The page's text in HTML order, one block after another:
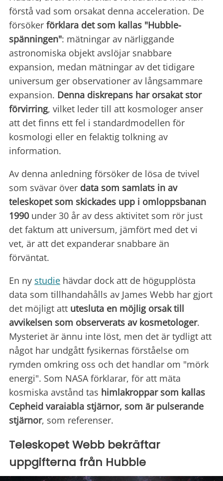
förstå vad som orsakat denna acceleration. De
försöker förklara det som kallas "Hubble-
spänningen": mätningar av närliggande
astronomiska objekt avslöjar snabbare
expansion, medan mätningar av det tidigare
universum ger observationer av långsammare
expansion. Denna diskrepans har orsakat stor
förvirring, vilket leder till att kosmologer anser
att det finns ett fel i standardmodellen för
kosmologi eller en felaktig tolkning av
information.
Av denna anledning försöker de lösa de tvivel
som svävar över data som samlats in av
teleskopet som skickades upp i omloppsbanan
1990 under 30 år av dess aktivitet som rör just
det faktum att universum, jämfört med det vi
vet, är att det expanderar snabbare än
förväntat.
En ny studie hävdar dock att de högupplösta
data som tillhandahålls av James Webb har gjort
det möjligt att utesluta en möjlig orsak till
avvikelsen som observerats av kosmetologer.
Mysteriet är ännu inte löst, men det är tydligt att
något har undgått fysikernas förståelse om
rymden omkring oss och det handlar om "mörk
energi". Som NASA förklarar, för att mäta
kosmiska avstånd tas himlakroppar som kallas
Cepheid varaiabla stjärnor, som är pulserande
stjärnor, som referenser.
Teleskopet Webb bekräftar
uppgifterna från Hubble